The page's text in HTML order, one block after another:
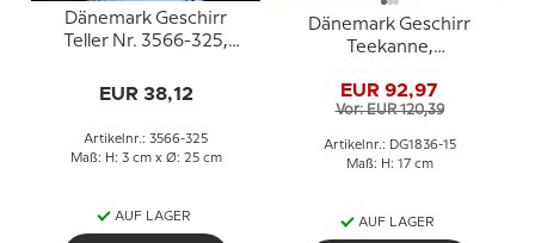
Dänemark Geschirr
Teller Nr. 3566-325,
EUR 38,12
Artikelnr.: 3566-325
Maß: H: 3 cm x Ø: 25 cm
AUF LAGER
Dänemark Geschirr
Teekanne,
Kronborg, Bing &
Gröndahl Nr. 656
EUR 92,97
Vor: EUR 120,39
Artikelnr.: DG1836-15
Maß: H: 17 cm
AUF LAGER